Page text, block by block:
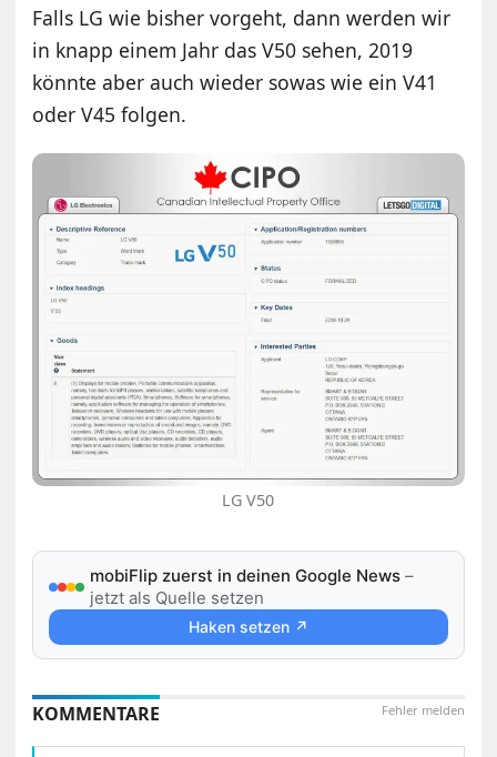
Falls LG wie bisher vorgeht, dann werden wir
in knapp einem Jahr das V50 sehen, 2019
könnte aber auch wieder sowas wie ein V41
oder V45 folgen.
LG V50
mobiFlip zuerst in deinen Google News –
jetzt als Quelle setzen
Haken setzen ↗
Fehler melden
KOMMENTARE